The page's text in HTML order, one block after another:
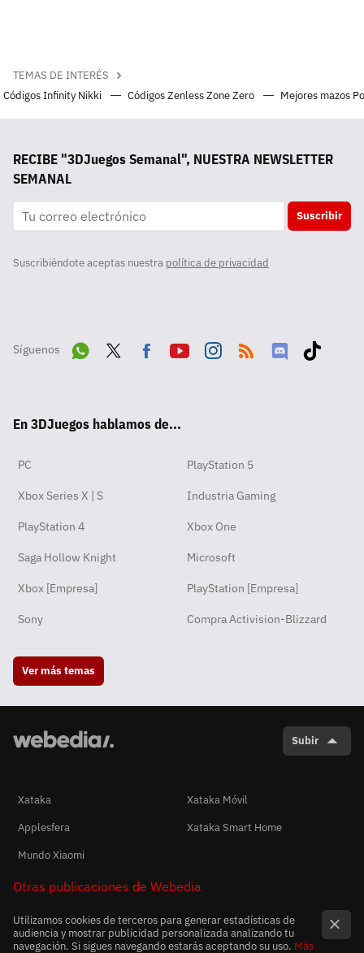
TEMAS DE INTERÉS
Códigos Infinity Nikki
Códigos Zenless Zone Zero Mejores mazos
RECIBE "3DJuegos Semanal", NUESTRA NEWSLETTER
SEMANAL
Suscribir
Suscribiéndote aceptas nuestra política de privacidad
Síguenos
pp
ok
En 3DJuegos hablamos de...
PC PlayStation 5
Xbox Series X | S Industria Gaming
PlayStation 4 Xbox One
Saga Hollow Knight Microsoft
Xbox [Empresa] PlayStation [Empresa]
Sony Compra Activision-Blizzard
Ver más temas
Subir
Xataka
Xataka Móvil
Applesfera
Xataka Smart Home
Mundo Xiaomi
Otras publicaciones de Webedia
Utilizamos cookies de terceros para generar estadísticas de
audiencia y mostrar publicidad personalizada analizando tu
navegación. Si sigues navegando estarás aceptando su uso. Más